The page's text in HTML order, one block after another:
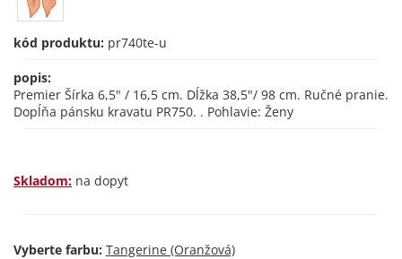
kód produktu: pr740te-u
popis:
Premier Šírka 6,5" / 16,5 cm. Dĺžka 38,5"/ 98 cm. Ručné pranie.
Dopĺňa pánsku kravatu PR750. . Pohlavie: Ženy
Skladom: na dopyt
Vyberte farbu: